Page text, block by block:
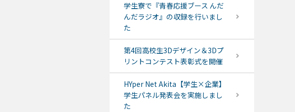
学生寮で『青春応援ブース んだ
んだラジオ』の収録を行いまし
た
第4回高校生3Dデザイン＆3Dプ
リントコンテスト表彰式を開催
HYper Net Akita【学生×企業】
学生パネル発表会を実施しまし
た